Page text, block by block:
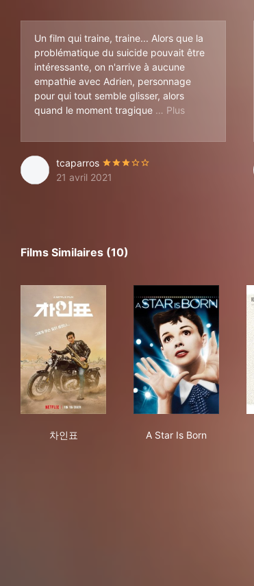
Un film qui traine, traine... Alors que la
problématique du suicide pouvait être
intéressante, on n'arrive à aucune
empathie avec Adrien, personnage
pour qui tout semble glisser, alors
quand le moment tragique
arrive, on ne
tcaparros
21 avril 2021
Films Similaires (10)
차인표
A Star Is Born